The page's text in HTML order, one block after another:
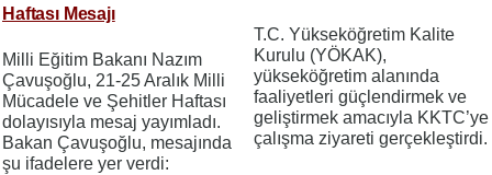
Haftası Mesajı
Milli Eğitim Bakanı Nazım
Çavuşoğlu, 21-25 Aralık Milli
Mücadele ve Şehitler Haftası
dolayısıyla mesaj yayımladı.
Bakan Çavuşoğlu, mesajında
şu ifadelere yer verdi:
T.C. Yükseköğretim Kalite
Kurulu (YÖKAK),
yükseköğretim alanında
faaliyetleri güçlendirmek ve
geliştirmek amacıyla KKTC’ye
çalışma ziyareti gerçekleştirdi.